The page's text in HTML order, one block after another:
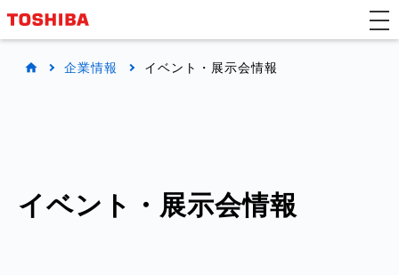
企業情報 イベント・展示会情報
イベント・展示会情報